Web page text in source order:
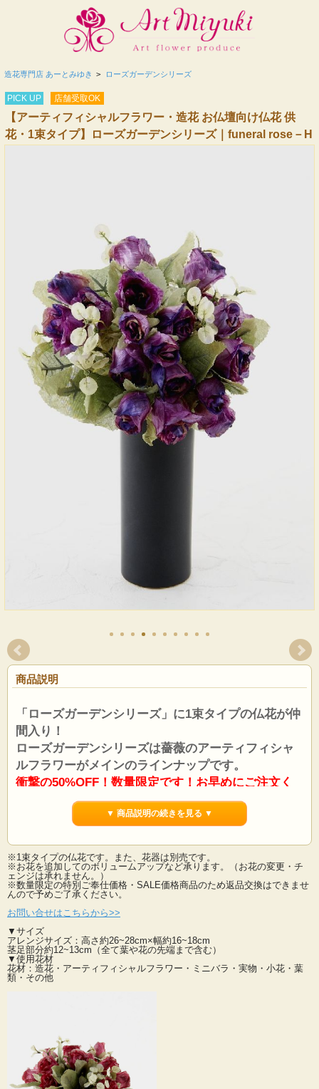
造花専門店 あーとみゆき > ローズガーデンシリーズ
PICK UP 店舗受取OK
【アーティフィシャルフラワー・造花 お仏壇向け仏花 供
花・1束タイプ】ローズガーデンシリーズ｜funeral rose－H
商品説明
「ローズガーデンシリーズ」に1束タイプの仏花が仲
間入り！
ローズガーデンシリーズは薔薇のアーティフィシャ
ルフラワーがメインのラインナップです。
衝撃の50%OFF！数量限定です！お早めにご注文く
この「ローズガーデンシリーズ」は実店舗のある神奈川県綾瀬市の市花でもある
同市にある「ローズガーデン」にちなんだ商品ラインナップとなっております。
綾瀬市のローズガーデンは複数のエリアがあり、四季を通して様々なエリアごと
に薔薇の魅力をご堪能いただける素敵な庭園です。
当店の「ローズガーデンシリーズ」はそんな庭園のエリアに咲き誇るバラたちを
ご自宅でも感じてお楽しみいただけるようデザイン
そんなローズガーデンシリーズから人気の仏花が登場しました！
1束タイプの造花仏花・供花です。※花器は別売
お墓やお仏壇にも飾れるマルチな造花供花です。 サイズもピッタリな花器も別売
でご用意しておりますのでご利用ください。
遺影やお写真の横にお供えしたり、おしゃれな現代仏壇などに素敵に飾れます。
ウィルスや感染症対策にもなり、細菌や雑菌の発生もありません。
※画像の花器は商品に含まれません。別売にてご用意しております。
※１束の商品です。
※一対で飾る際は２束ご購入ください。 ※画像に使用しております花器は商品に
▼ 商品説明の続きを見る ▼
※1束タイプの仏花です。また、花器は別売です。
※お花を追加してのボリュームアップなど承ります。（お花の変更・チ
ェンジは承れません。）
※数量限定の特別ご奉仕価格・SALE価格商品のため返品交換はできませ
んので予めご了承ください。
お問い合せはこちらから>>
▼サイズ
アレンジサイズ：高さ約26~28cm×幅約16~18cm
茎足部分約12~13cm（全て葉や花の先端まで含む）
▼使用花材
花材：造花・アーティフィシャルフラワー・ミニバラ・実物・小花・葉
類・その他